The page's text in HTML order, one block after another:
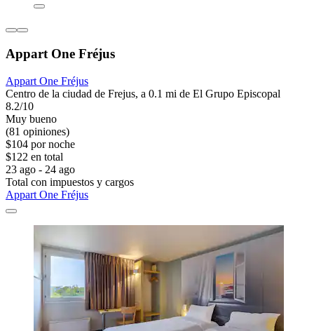
Appart One Fréjus
Appart One Fréjus
Centro de la ciudad de Frejus, a 0.1 mi de El Grupo Episcopal
8.2/10
Muy bueno
(81 opiniones)
$104 por noche
$122 en total
23 ago - 24 ago
Total con impuestos y cargos
Appart One Fréjus